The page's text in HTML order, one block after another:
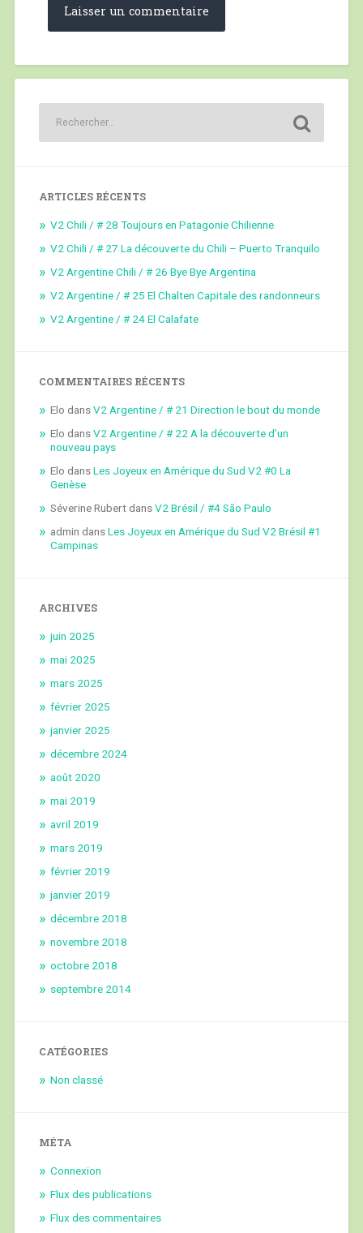
ARTICLES RÉCENTS
V2 Chili / # 28 Toujours en Patagonie Chilienne
V2 Chili / # 27 La découverte du Chili – Puerto Tranquilo
V2 Argentine Chili / # 26 Bye Bye Argentina
V2 Argentine / # 25 El Chalten Capitale des randonneurs
V2 Argentine / # 24 El Calafate
COMMENTAIRES RÉCENTS
Elo dansV2 Argentine / # 21 Direction le bout du monde
Elo dansV2 Argentine / # 22 A la découverte d’un
nouveau pays
Elo dansLes Joyeux en Amérique du Sud V2 #0 La
Genèse
Séverine RubertdansV2 Brésil / #4 São Paulo
admin dansLes Joyeux en Amérique du Sud V2 Brésil #1
Campinas
ARCHIVES
juin 2025
mai 2025
mars 2025
février 2025
janvier 2025
décembre 2024
août 2020
mai 2019
avril 2019
mars 2019
février 2019
janvier 2019
décembre 2018
novembre 2018
octobre 2018
septembre 2014
CATÉGORIES
Non classé
MÉTA
Connexion
Flux des publications
Flux des commentaires